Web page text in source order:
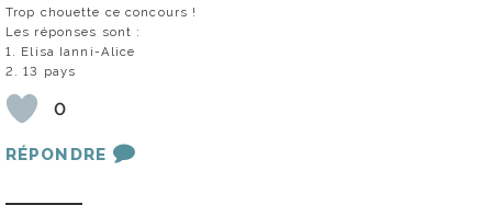
Trop chouette ce concours !
Les réponses sont :
1. Elisa Ianni-Alice
2. 13 pays
0
RÉPONDRE